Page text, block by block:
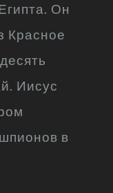
Он
Красное
Иисус
в